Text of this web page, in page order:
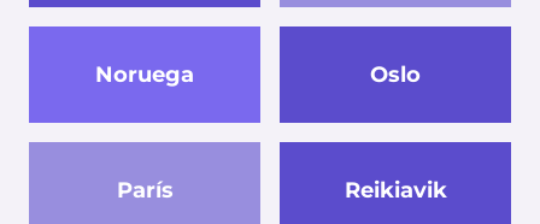
Noruega Oslo
París Reikiavik